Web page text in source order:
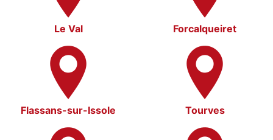
Le Val Forcalqueiret
Flassans-sur-Issole Tourves